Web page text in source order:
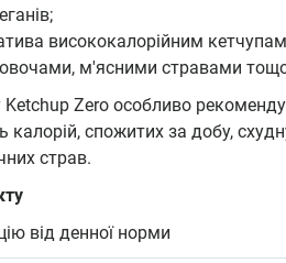
висококалорійним
м'ясними стравами
Ketchup Zero особливо
калорій, спожитих за добу,
страв.
від денної норми